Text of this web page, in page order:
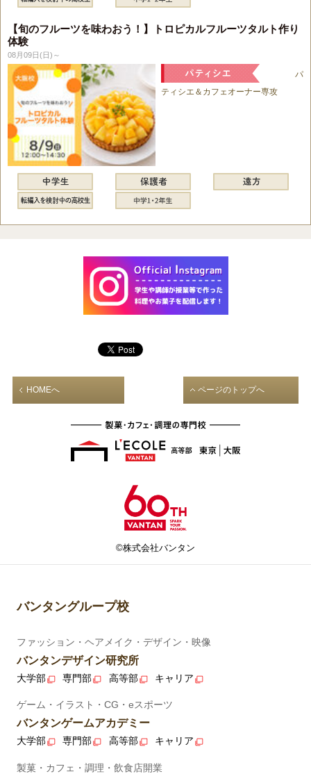
【旬のフルーツを味わおう！】トロピカルフルーツタルト作り
体験
08月09日(日)～
パ
ティシエ＆カフェオーナー専攻
HOMEへ ページのトップへ
©株式会社バンタン
バンタングループ校
ファッション・ヘアメイク・デザイン・映像
バンタンデザイン研究所
大学部 専門部 高等部 キャリア
ゲーム・イラスト・CG・eスポーツ
バンタンゲームアカデミー
大学部 専門部 高等部 キャリア
製菓・カフェ・調理・飲食店開業